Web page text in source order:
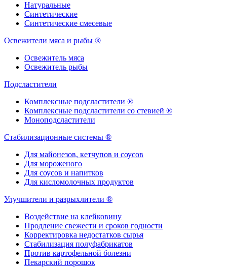
Натуральные
Синтетические
Синтетические смесевые
Освежители мяса и рыбы ®
Освежитель мяса
Освежитель рыбы
Подсластители
Комплексные подсластители ®
Комплексные подсластители со стевией ®
Моноподсластители
Стабилизационные системы ®
Для майонезов, кетчупов и соусов
Для мороженого
Для соусов и напитков
Для кисломолочных продуктов
Улучшители и разрыхлители ®
Воздействие на клейковину
Продление свежести и сроков годности
Корректировка недостатков сырья
Стабилизация полуфабрикатов
Против картофельной болезни
Пекарский порошок